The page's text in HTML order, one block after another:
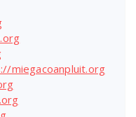
miegacoanpluit.org